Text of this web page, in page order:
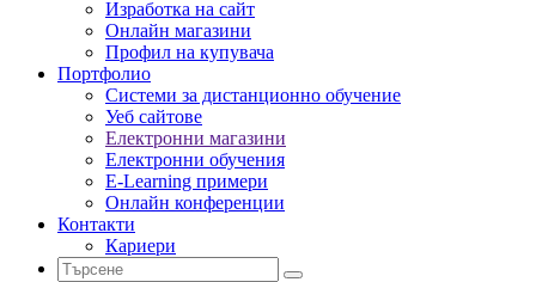
Изработка на сайт
Онлайн магазини
Профил на купувача
Портфолио
Системи за дистанционно обучение
Уеб сайтове
Електронни магазини
Електронни обучения
E-Learning примери
Онлайн конференции
Контакти
Кариери